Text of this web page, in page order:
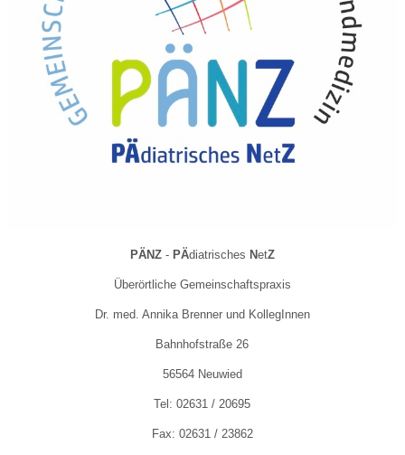
PÄNZ- PÄdiatrisches NetZ
Überörtliche Gemeinschaftspraxis
Dr. med. Annika Brenner und KollegInnen
Bahnhofstraße 26
56564 Neuwied
Tel: 02631 / 20695
Fax: 02631 / 23862